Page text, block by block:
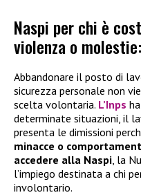
Naspi per chi è
violenza o
Abbandonare il posto di
sicurezza personale non
scelta volontaria. L’Inps
determinate situazioni, il
presenta le dimissioni
minacce o
accedere alla Naspi , la
l’impiego destinata a chi
involontario.